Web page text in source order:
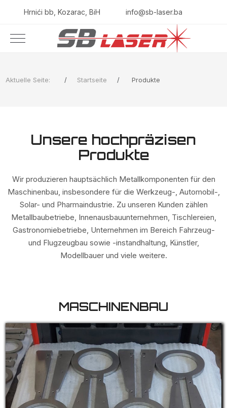
Hrnići bb, Kozarac, BiH info@sb-laser.ba
Aktuelle Seite: Startseite Produkte
Unsere hochpräzisen
Produkte
Wir produzieren hauptsächlich Metallkomponenten für den
Maschinenbau, insbesondere für die Werkzeug-, Automobil-,
Solar- und Pharmaindustrie. Zu unseren Kunden zählen
Metallbaubetriebe, Innenausbauunternehmen, Tischlereien,
Gastronomiebetriebe, Unternehmen im Bereich Fahrzeug-
und Flugzeugbau sowie -instandhaltung, Künstler,
Modellbauer und viele weitere.
MASCHINENBAU